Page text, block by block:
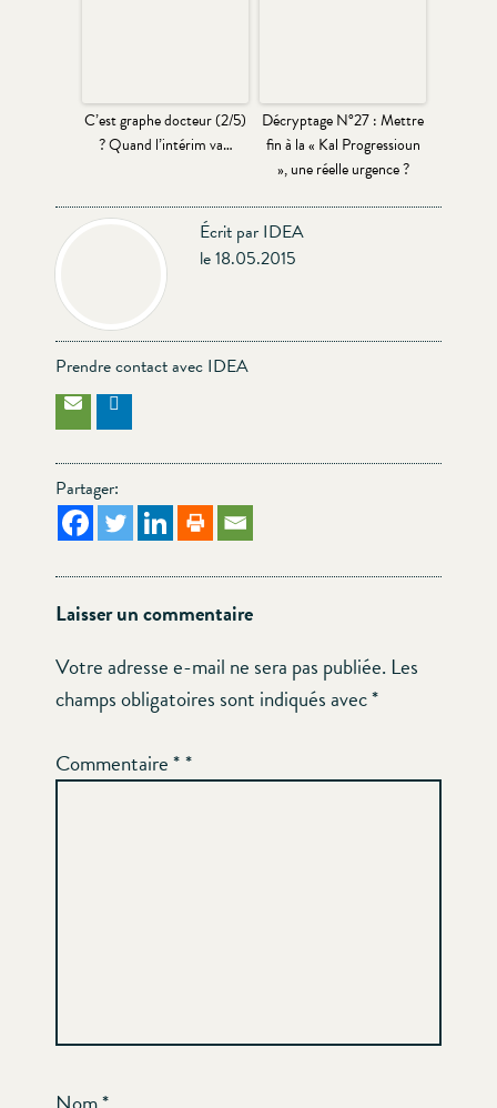
C’est graphe docteur (2/5)
? Quand l’intérim va…
Décryptage N°27 : Mettre
fin à la « Kal Progressioun
», une réelle urgence ?
Écrit par IDEA
le 18.05.2015
Prendre contact avec IDEA
Partager:
Laisser un commentaire
Votre adresse e-mail ne sera pas publiée. Les
champs obligatoires sont indiqués avec*
Commentaire*